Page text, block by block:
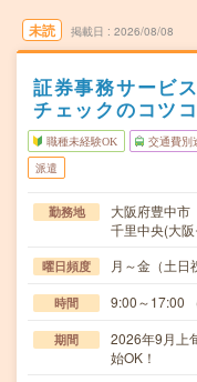
未読 掲載日 2026/08/08
証券事務サービ
チェックのコツ
職種未経験OK 交通費別
派遣
勤務地
大阪府豊中市
千里中央(大
曜日頻度 月～金（土日
時間 9:00～17:00
期間
2026年9月
始OK！